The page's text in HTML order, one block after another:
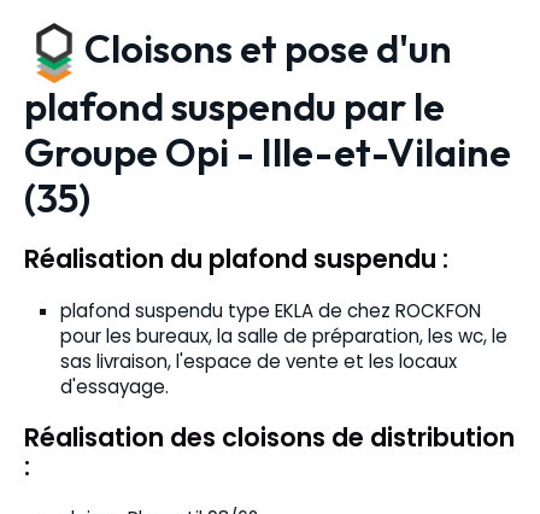
Cloisons et pose d'un
plafond suspendu par le
Groupe Opi - Ille-et-Vilaine
(35)
Réalisation du plafond suspendu :
plafond suspendu type EKLA de chez ROCKFON
pour les bureaux, la salle de préparation, les wc, le
sas livraison, l'espace de vente et les locaux
d'essayage.
Réalisation des cloisons de distribution
: